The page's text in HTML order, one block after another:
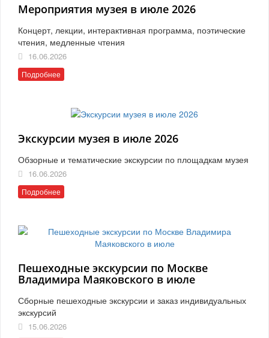
Мероприятия музея в июле 2026
Концерт, лекции, интерактивная программа, поэтические
чтения, медленные чтения
16.06.2026
Подробнее
Экскурсии музея в июле 2026
Обзорные и тематические экскурсии по площадкам музея
16.06.2026
Подробнее
Пешеходные экскурсии по Москве
Владимира Маяковского в июле
Сборные пешеходные экскурсии и заказ индивидуальных
экскурсий
15.06.2026